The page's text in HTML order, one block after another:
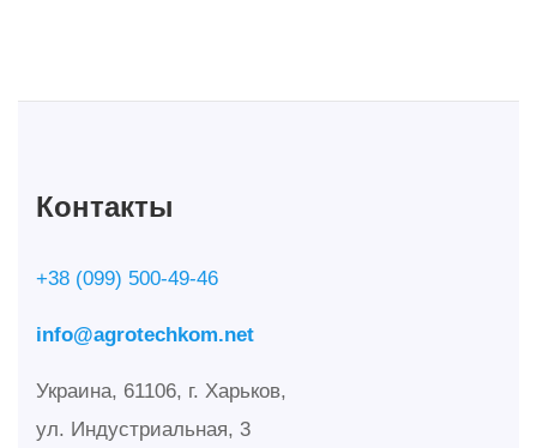
Контакты
+38 (099) 500-49-46
info@agrotechkom.net
Украина, 61106, г. Харьков,
ул. Индустриальная, 3